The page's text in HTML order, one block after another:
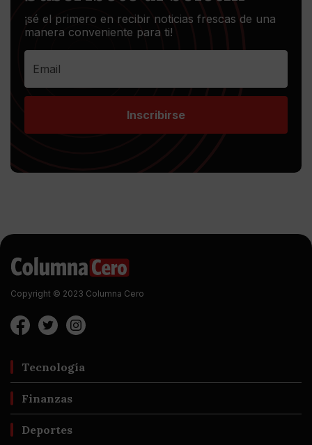
¡sé el primero en recibir noticias frescas de una
manera conveniente para ti!
Inscribirse
Copyright © 2023 Columna Cero
Tecnología
Finanzas
Deportes